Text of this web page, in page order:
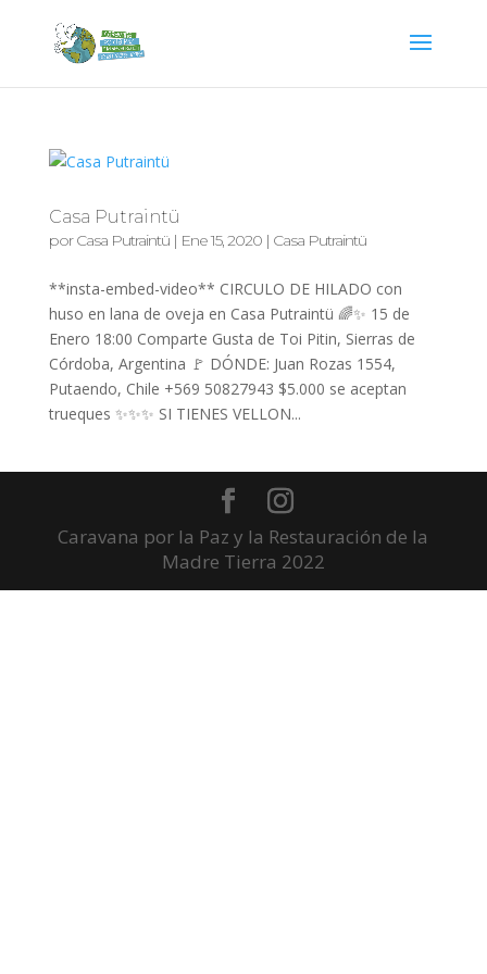
Casa Putraintü
porCasa Putraintü| Ene 15, 2020| Casa Putraintü
**insta-embed-video** CIRCULO DE HILADO con
huso en lana de oveja en Casa Putraintü 🌈✨ 15 de
Enero 18:00 Comparte Gusta de Toi Pitin, Sierras de
Córdoba, Argentina 🚩 DÓNDE: Juan Rozas 1554,
Putaendo, Chile +569 50827943 $5.000 se aceptan
trueques ✨✨✨ SI TIENES VELLON...
Caravana por la Paz y la Restauración de la
Madre Tierra 2022